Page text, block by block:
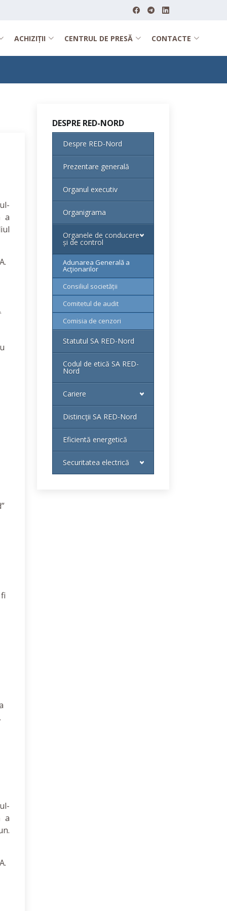
ACHIZIȚII CENTRUL DE PRESĂ CONTACTE
a
a
DESPRE RED-NORD
Despre RED-Nord
Prezentare generală
Organul executiv
Organigrama
Organele de conducere
și de control
Adunarea Generală a
Acţionarilor
Consiliul societății
Comitetul de audit
Comisia de cenzori
Statutul SA RED-Nord
Codul de etică SA RED-
Nord
Cariere
Distincţii SA RED-Nord
Eficientă energetică
Securitatea electrică